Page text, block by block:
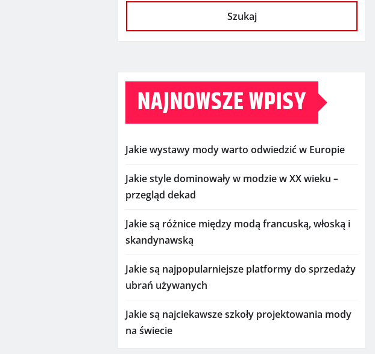
Szukaj
NAJNOWSZE WPISY
Jakie wystawy mody warto odwiedzić w Europie
Jakie style dominowały w modzie w XX wieku –
przegląd dekad
Jakie są różnice między modą francuską, włoską i
skandynawską
Jakie są najpopularniejsze platformy do sprzedaży
ubrań używanych
Jakie są najciekawsze szkoły projektowania mody
na świecie